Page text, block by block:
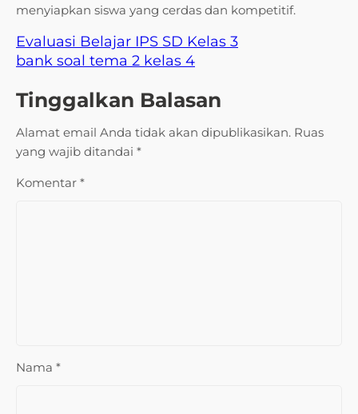
menyiapkan siswa yang cerdas dan kompetitif.
Evaluasi Belajar IPS SD Kelas 3
bank soal tema 2 kelas 4
Tinggalkan Balasan
Alamat email Anda tidak akan dipublikasikan. Ruas
yang wajib ditandai *
Komentar *
Nama *